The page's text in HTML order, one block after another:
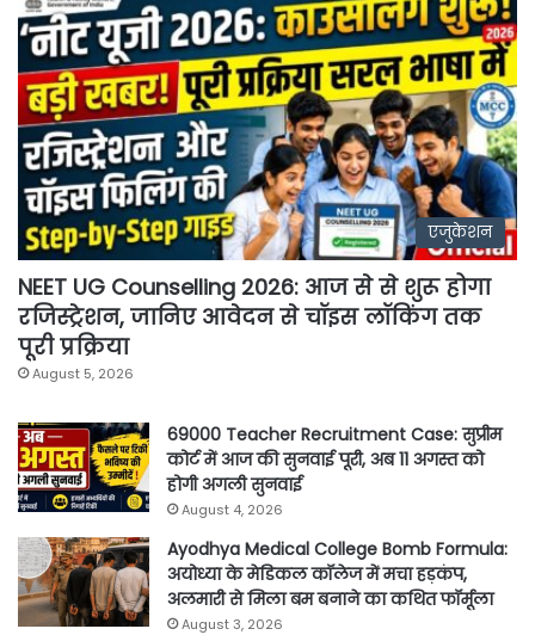
एजुकेशन
NEET UG Counselling 2026: आज से से शुरू होगा
रजिस्ट्रेशन, जानिए आवेदन से चॉइस लॉकिंग तक
पूरी प्रक्रिया
August 5, 2026
69000 Teacher Recruitment Case: सुप्रीम
कोर्ट में आज की सुनवाई पूरी, अब 11 अगस्त को
होगी अगली सुनवाई
August 4, 2026
Ayodhya Medical College Bomb Formula:
अयोध्या के मेडिकल कॉलेज में मचा हड़कंप,
अलमारी से मिला बम बनाने का कथित फॉर्मूला
August 3, 2026